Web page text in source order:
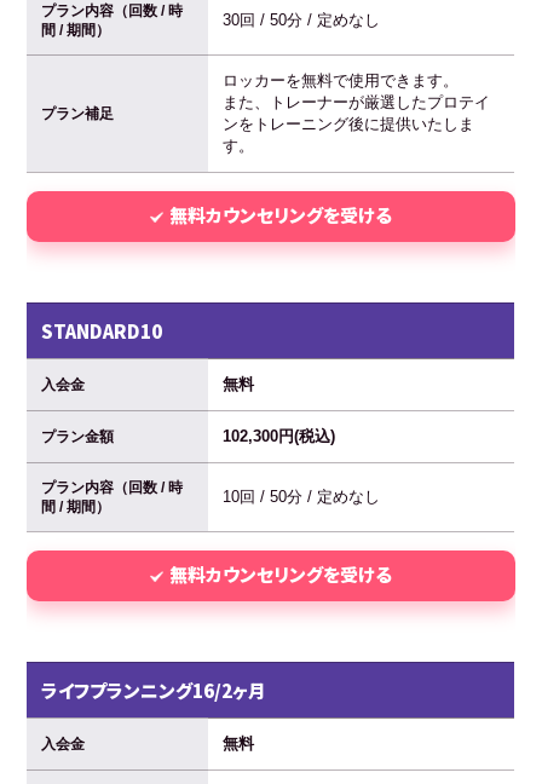
プラン内容（回数 / 時
間 / 期間）
30回 / 50分 / 定めなし
プラン補足
ロッカーを無料で使用できます。
また、トレーナーが厳選したプロテイ
ンをトレーニング後に提供いたしま
す。
無料カウンセリングを受ける
STANDARD10
入会金 無料
プラン金額 102,300円(税込)
プラン内容（回数 / 時
間 / 期間）
10回 / 50分 / 定めなし
無料カウンセリングを受ける
ライフプランニング16/2ヶ月
入会金 無料